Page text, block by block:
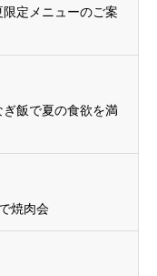
限定メニューのご案
ぎ飯で夏の食欲を満
焼肉会